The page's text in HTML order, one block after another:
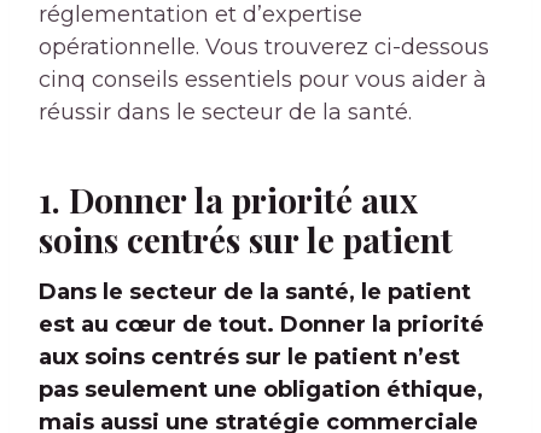
réglementation et d’expertise
opérationnelle. Vous trouverez ci-dessous
cinq conseils essentiels pour vous aider à
réussir dans le secteur de la santé.
1. Donner la priorité aux
soins centrés sur le patient
Dans le secteur de la santé, le patient
est au cœur de tout. Donner la priorité
aux soins centrés sur le patient n’est
pas seulement une obligation éthique,
mais aussi une stratégie commerciale